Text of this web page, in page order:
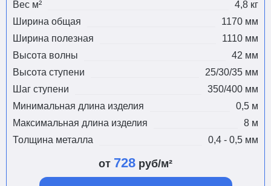
Вес м²
4,8 кг
Ширина общая
1170 мм
Ширина полезная
1110 мм
Высота волны
42 мм
Высота ступени
25/30/35 мм
Шаг ступени
350/400 мм
Минимальная длина изделия
0,5 м
Максимальная длина изделия
8 м
Толщина металла
0,4 - 0,5 мм
от 728 руб/м²